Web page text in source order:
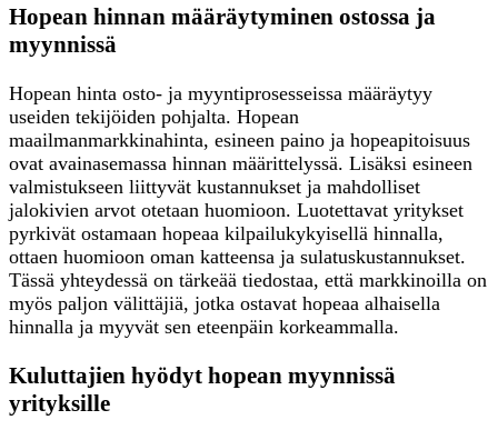
Hopean hinnan määräytyminen ostossa ja
myynnissä
Hopean hinta osto- ja myyntiprosesseissa määräytyy
useiden tekijöiden pohjalta. Hopean
maailmanmarkkinahinta, esineen paino ja hopeapitoisuus
ovat avainasemassa hinnan määrittelyssä. Lisäksi esineen
valmistukseen liittyvät kustannukset ja mahdolliset
jalokivien arvot otetaan huomioon. Luotettavat yritykset
pyrkivät ostamaan hopeaa kilpailukykyisellä hinnalla,
ottaen huomioon oman katteensa ja sulatuskustannukset.
Tässä yhteydessä on tärkeää tiedostaa, että markkinoilla on
myös paljon välittäjiä, jotka ostavat hopeaa alhaisella
hinnalla ja myyvät sen eteenpäin korkeammalla.
Kuluttajien hyödyt hopean myynnissä
yrityksille